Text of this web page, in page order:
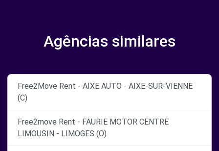
Agências similares
Free2Move Rent - AIXE AUTO - AIXE-SUR-VIENNE
(C)
Free2move Rent - FAURIE MOTOR CENTRE
LIMOUSIN - LIMOGES (O)